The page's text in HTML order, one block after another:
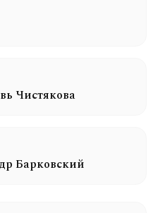
Чистякова
Барковский